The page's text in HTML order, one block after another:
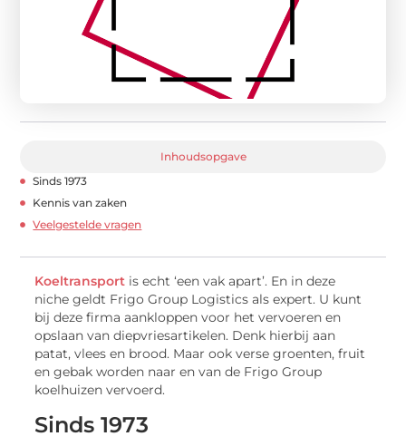
Inhoudsopgave
Sinds 1973
Kennis van zaken
Veelgestelde vragen
Koeltransport is echt ‘een vak apart’. En in deze
niche geldt Frigo Group Logistics als expert. U kunt
bij deze firma aankloppen voor het vervoeren en
opslaan van diepvriesartikelen. Denk hierbij aan
patat, vlees en brood. Maar ook verse groenten, fruit
en gebak worden naar en van de Frigo Group
koelhuizen vervoerd.
Sinds 1973